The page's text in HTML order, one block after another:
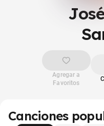
Agregar a
Favoritos
Canciones